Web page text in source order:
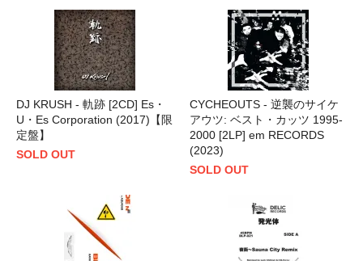
DJ KRUSH - 軌跡 [2CD] Es・
U・Es Corporation (2017)【限
定盤】
SOLD OUT
CYCHEOUTS - 逆襲のサイケ
アウツ: ベスト・カッツ 1995-
2000 [2LP] em RECORDS
(2023)
SOLD OUT